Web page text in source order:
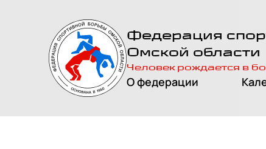
На главную
страницу
Федерация
Омской области
Человек рождается в
О федерации